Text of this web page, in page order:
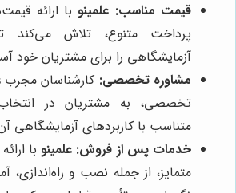
قیمت مناسب: علمینوبا ارائه
پرداخت متنوع، تلاش می‌کند
آزمایشگاهی را برای مشتریان خود
مشاوره تخصصی: کارشناسان مجرب
تخصصی، به مشتریان در انتخاب
متناسب با کاربردهای آزمایشگاهی
خدمات پس از فروش: علمینوبا
متمایز، از جمله نصب و راه‌اندازی،